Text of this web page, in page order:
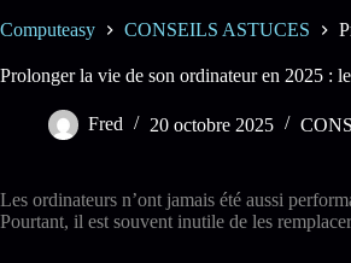
Computeasy CONSEILS ASTUCES
Prolonger la vie de son ordinateur en 2025 :
Fred 20 octobre 2025
Les ordinateurs n’ont jamais été aussi
Pourtant, il est souvent inutile de les